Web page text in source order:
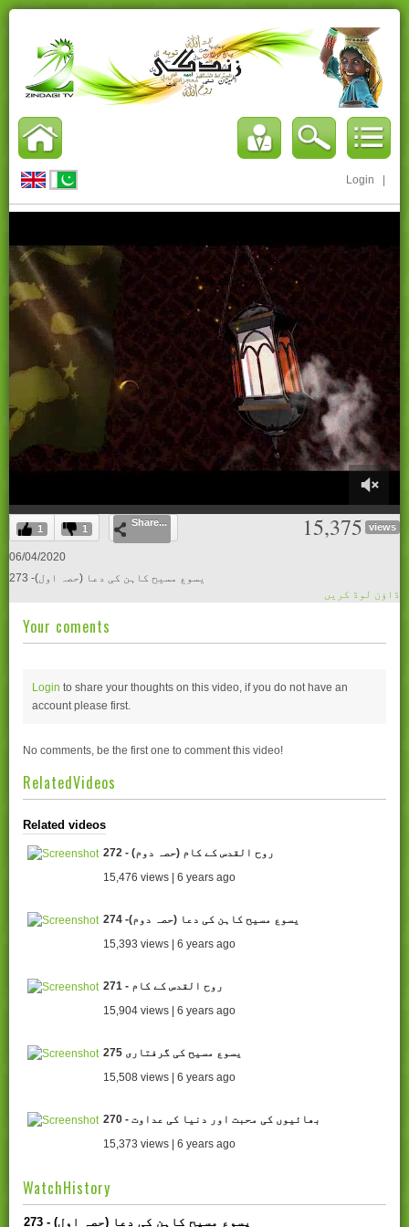
Login
0
of
29
minutes,
seconds
1 1
Share... 15,375 views
06/04/2020
273 -یسوع مسیح کاہن کی دعا (حصہ اول)
ڈاؤن لوڈ کریں
Your coments
Login to share your thoughts on this video, if you do not have an
account please first.
No comments, be the first one to comment this video!
RelatedVideos
Related videos
272 - روح القدس کے کام (حصہ دوم)
15,476 views | 6 years ago
274 -یسوع مسیح کاہن کی دعا (حصہ دوم)
15,393 views | 6 years ago
271 - روح القدس کے کام
15,904 views | 6 years ago
275 یسوع مسیح کی گرفتاری
15,508 views | 6 years ago
270 - بھائیوں کی محبت اور دنیا کی عداوت
15,373 views | 6 years ago
WatchHistory
273 - یسوع مسیح کاہن کی دعا (حصہ اول)